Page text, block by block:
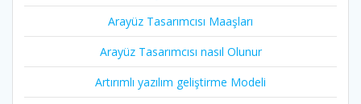
Arayüz Tasarımcısı Maaşları
Arayüz Tasarımcısı nasıl Olunur
Artırımlı yazılım geliştirme Modeli